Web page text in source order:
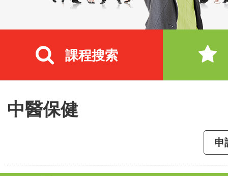
課程搜索
中醫保健
申